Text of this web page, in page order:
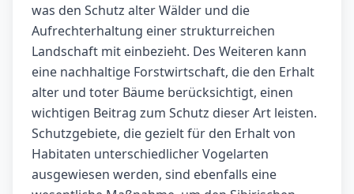
was den Schutz alter Wälder und die
Aufrechterhaltung einer strukturreichen
Landschaft mit einbezieht. Des Weiteren kann
eine nachhaltige Forstwirtschaft, die den Erhalt
alter und toter Bäume berücksichtigt, einen
wichtigen Beitrag zum Schutz dieser Art leisten.
Schutzgebiete, die gezielt für den Erhalt von
Habitaten unterschiedlicher Vogelarten
ausgewiesen werden, sind ebenfalls eine